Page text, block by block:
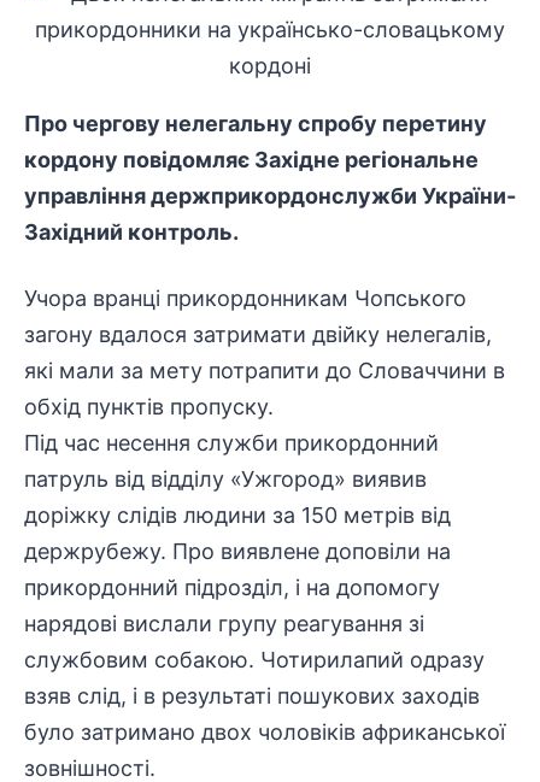
Про чергову нелегальну спробу перетину
кордону повідомляє Західне регіональне
управління держприкордонслужби України-
Західний контроль.
Учора вранці прикордонникам Чопського
загону вдалося затримати двійку нелегалів,
які мали за мету потрапити до Словаччини в
обхід пунктів пропуску.
Під час несення служби прикордонний
патруль від відділу «Ужгород» виявив
доріжку слідів людини за 150 метрів від
держрубежу. Про виявлене доповіли на
прикордонний підрозділ, і на допомогу
нарядові вислали групу реагування зі
службовим собакою. Чотирилапий одразу
взяв слід, і в результаті пошукових заходів
було затримано двох чоловіків африканської
зовнішності.